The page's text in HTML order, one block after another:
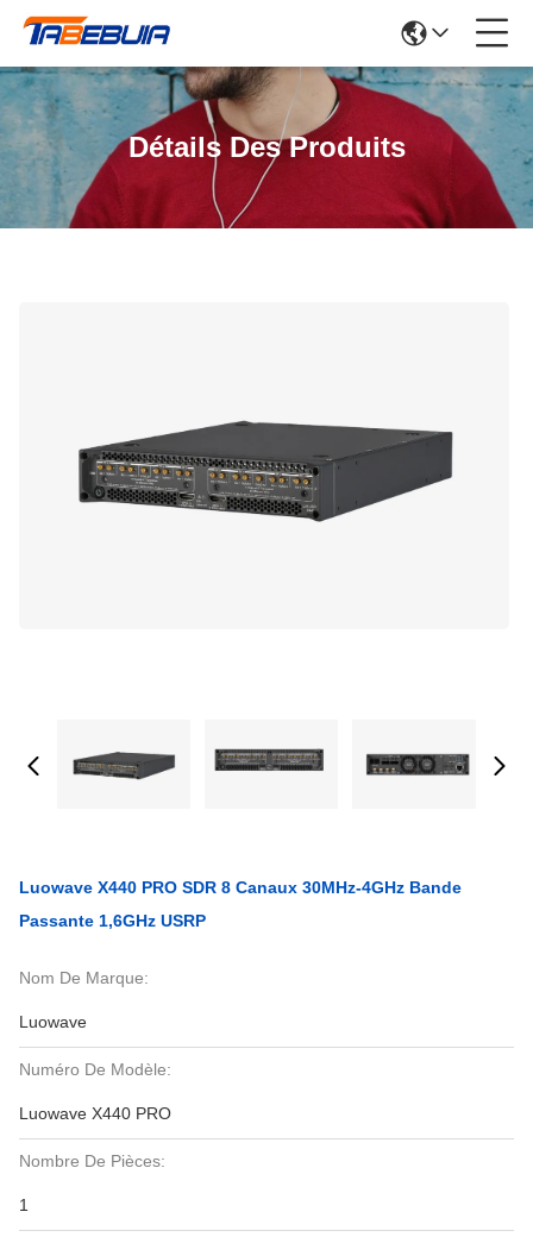
Détails Des Produits
Luowave X440 PRO SDR 8 Canaux 30MHz-4GHz Bande
Passante 1,6GHz USRP
Nom De Marque:
Luowave
Numéro De Modèle:
Luowave X440 PRO
Nombre De Pièces:
1